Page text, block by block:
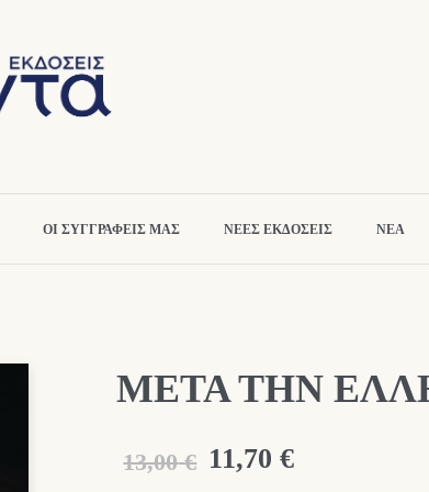
ΟΙ ΣΥΓΓΡΑΦΕΙΣ ΜΑΣ ΝΕΕΣ ΕΚΔΟΣΕΙΣ ΝΕΑ
ΜΕΤΑ ΤΗΝ
13,00 € Original
11,70 €Η